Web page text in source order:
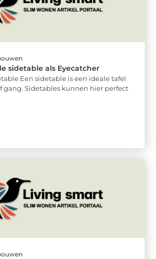
sidetable als Eyecatcher
Een sidetable is een ideale tafel
gang. Sidetables kunnen hier perfect